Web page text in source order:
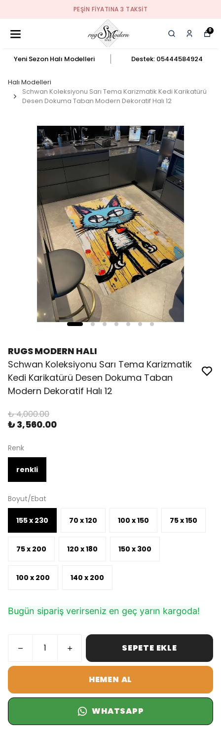
PEŞIN FIYATINA 3 TAKSIT
0
Yeni Sezon Halı Modelleri Destek: 05444584924
Halı Modelleri
Schwan Koleksiyonu Sarı Tema Karizmatik Kedi Karikatürü
Desen Dokuma Taban Modern Dekoratif Halı 12
RUGS MODERN HALI
Schwan Koleksiyonu Sarı Tema Karizmatik
Kedi Karikatürü Desen Dokuma Taban
Modern Dekoratif Halı 12
₺ 4,000.00
₺ 3,560.00
Renk
renkli
Boyut/Ebat
155 x 230 70 x 120 100 x 150 75 x 150
75 x 200 120 x 180 150 x 300
100 x 200 140 x 200
Bugün sipariş verirseniz en geç yarın kargoda!
SEPETE EKLE
HEMEN AL
WHATSAPP